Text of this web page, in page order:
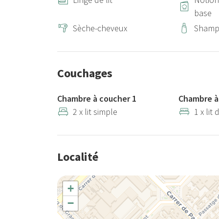
base
Sèche-cheveux
Couchages
Chambre à coucher 1
2 x lit simple
Chambre
1 x lit
Localité
+
−